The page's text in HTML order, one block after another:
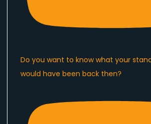
Do you want to know what your
would have been back then?